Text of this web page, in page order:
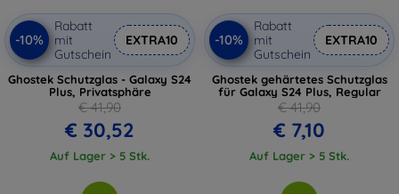
-10%
Rabatt
mit
Gutschein
EXTRA10
Ghostek Schutzglas - Galaxy S24
Plus, Privatsphäre
€ 41,90
€ 30,52
Auf Lager > 5 Stk.
-10%
Rabatt
mit
Gutschein
EXTRA10
Ghostek gehärtetes Schutzglas
für Galaxy S24 Plus, Regular
€ 41,90
€ 7,10
Auf Lager > 5 Stk.